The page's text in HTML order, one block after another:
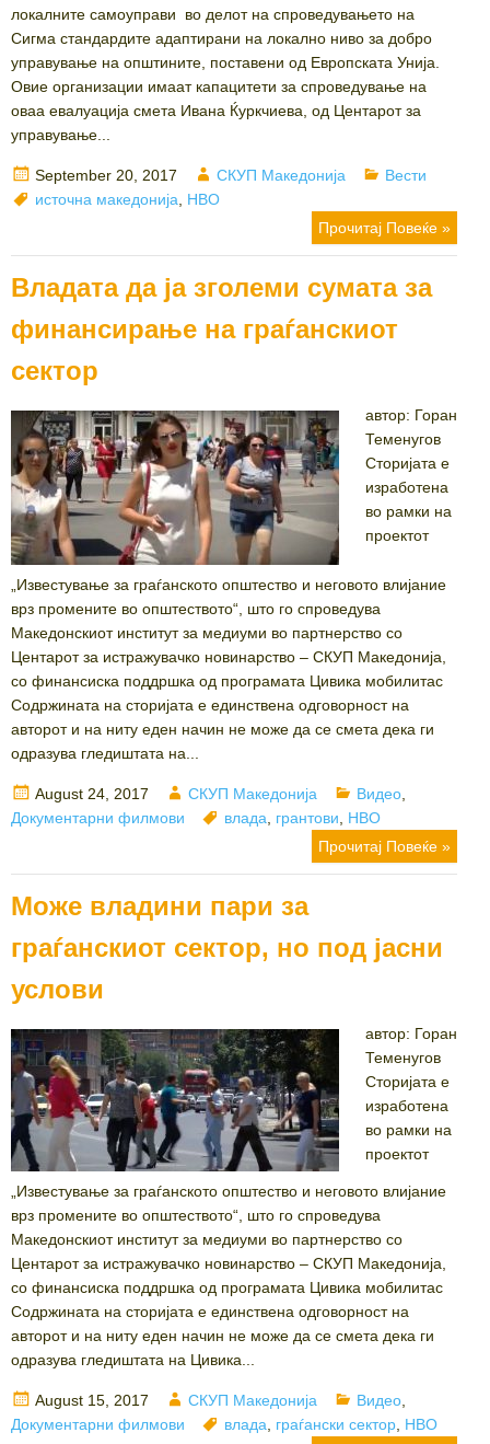
локалните самоуправи во делот на спроведувањето на
Сигма стандардите адаптирани на локално ниво за добро
управување на општините, поставени од Европската Унија.
Овие организации имаат капацитети за спроведување на
оваа евалуација смета Ивана Ќуркчиева, од Центарот за
управување...
Posted
on
September 20, 2017 Author
СКУП Македонија Categories
Вести
Tags
источна македонија
НВО
Прочитај Повеќе »
Владата да ја зголеми сумата за
финансирање на граѓанскиот
сектор
автор: Горан
Теменугов
Сторијата е
изработена
во рамки на
проектот
„Известување за граѓанското општество и неговото влијание
врз промените во општеството“, што го спроведува
Македонскиот институт за медиуми во партнерство со
Центарот за истражувачко новинарство – СКУП Македонија,
со финансиска поддршка од програмата Цивика мобилитас
Содржината на сторијата е единствена одговорност на
авторот и на ниту еден начин не може да се смета дека ги
одразува гледиштата на...
Posted
on
August 24, 2017 Author
СКУП Македонија Categories
Видео
Документарни филмови
Tags
влада грантови
НВО
Прочитај Повеќе »
Може владини пари за
граѓанскиот сектор, но под јасни
услови
автор: Горан
Теменугов
Сторијата е
изработена
во рамки на
проектот
„Известување за граѓанското општество и неговото влијание
врз промените во општеството“, што го спроведува
Македонскиот институт за медиуми во партнерство со
Центарот за истражувачко новинарство – СКУП Македонија,
со финансиска поддршка од програмата Цивика мобилитас
Содржината на сторијата е единствена одговорност на
авторот и на ниту еден начин не може да се смета дека ги
одразува гледиштата на Цивика...
Posted
on
August 15, 2017 Author
СКУП Македонија Categories
Видео
Документарни филмови
Tags
влада граѓански сектор НВО